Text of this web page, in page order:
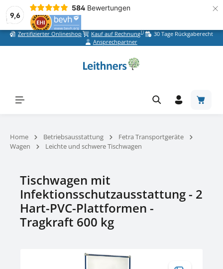
9,6
584 Bewertungen ×
Zum Hauptinhalt springen
Zertifizierter Onlineshop Kauf auf Rechnung1)
30 Tage Rückgaberecht
Ansprechpartner
Home Betriebsausstattung
Fetra Transportgeräte
Wagen
Leichte und schwere Tischwagen
Tischwagen mit
Infektionsschutzausstattung - 2
Hart-PVC-Plattformen -
Tragkraft 600 kg
Bildergalerie überspringen